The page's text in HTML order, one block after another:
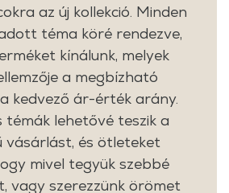
az új kollekció. Minden
téma köré rendezve,
kínálunk, melyek
a megbízható
kedvező ár-érték arány.
témák lehetővé teszik a
vásárlást, és ötleteket
mivel tegyük szebbé
vagy szerezzünk örömet